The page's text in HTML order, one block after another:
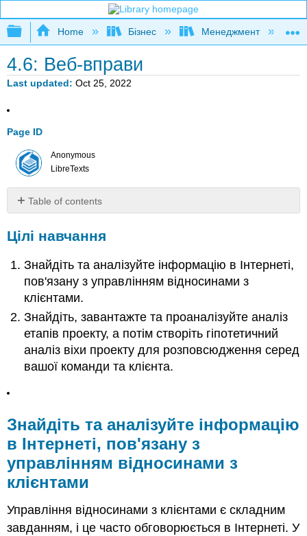
Expand/collapse global hierarchy
Home Бізнес Менеджмент
4.6: Веб-вправи
Last updated Oct 25, 2022
Page ID
Anonymous
LibreTexts
Table of contents
навчання
та
аналізуйте
інформацію
в
Інтернеті,
пов'язану
з
управлінням
відносинами
Як
читати
про
відносини
з
клієнтами
етапів
проекту
Цілі навчання
Знайдіть та аналізуйте інформацію в Інтернеті,
пов'язану з управлінням відносинами з
клієнтами.
Знайдіть, завантажте та проаналізуйте аналіз
етапів проекту, а потім створіть гіпотетичний
аналіз віхи проекту для розповсюдження серед
вашої команди та клієнта.
Знайдіть та аналізуйте інформацію
в Інтернеті, пов'язану з
управлінням відносинами з
клієнтами
Управління відносинами з клієнтами є складним
завданням, і це часто обговорюється в Інтернеті. У